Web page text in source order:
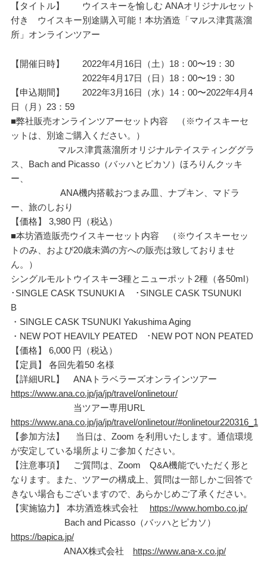
【タイトル】 ウイスキーを愉しむ ANAオリジナルセット
付き ウイスキー別途購入可能！本坊酒造「マルス津貫蒸溜
所」オンラインツアー
【開催日時】 2022年4月16日（土）18：00〜19：30
2022年4月17日（日）18：00〜19：30
【申込期間】 2022年3月16日（水）14：00〜2022年4月4
日（月）23：59
■弊社販売オンラインツアーセット内容 （※ウイスキーセ
ットは、別途ご購入ください。）
マルス津貫蒸溜所オリジナルテイスティンググラ
ス、Bach and Picasso（バッハとピカソ）ほろりんクッキ
ー、
ANA機内搭載おつまみ皿、ナプキン、マドラ
ー、旅のしおり
【価格】 3,980 円（税込）
■本坊酒造販売ウイスキーセット内容 （※ウイスキーセッ
トのみ、および20歳未満の方への販売は致しておりませ
ん。）
シングルモルトウイスキー3種とニューポット2種（各50ml）
･SINGLE CASK TSUNUKI A ･SINGLE CASK TSUNUKI
B
・SINGLE CASK TSUNUKI Yakushima Aging
・NEW POT HEAVILY PEATED ･NEW POT NON PEATED
【価格】 6,000 円（税込）
【定員】 各回先着50 名様
【詳細URL】 ANAトラベラーズオンラインツアー
https://www.ana.co.jp/ja/jp/travel/onlinetour/
当ツアー専用URL
https://www.ana.co.jp/ja/jp/travel/onlinetour/#onlinetour220316_1
【参加方法】 当日は、Zoom を利用いたします。通信環境
が安定している場所よりご参加ください。
【注意事項】 ご質問は、Zoom Q&A機能でいただく形と
なります。また、ツアーの構成上、質問は一部しかご回答で
きない場合もございますので、あらかじめご了承ください。
【実施協⼒】 本坊酒造株式会社 https://www.hombo.co.jp/
Bach and Picasso（バッハとピカソ）
https://bapica.jp/
ANAX株式会社 https://www.ana-x.co.jp/